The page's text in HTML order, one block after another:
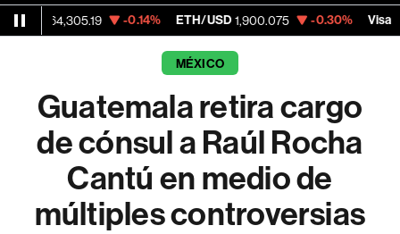
-0.14% ETH/USD 1,900.075 -0.30% Visa 370.47
MÉXICO
Guatemala retira cargo
de cónsul a Raúl Rocha
Cantú en medio de
múltiples controversias